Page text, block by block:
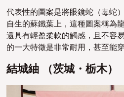
代表性的圖案是將眼鏡蛇（毒蛇
自生的蘇鐵葉上，這種圖案稱為
還具有輕盈柔軟的觸感，且不容
的一大特徵是非常耐用，甚至能
結城紬 （茨城・栃木）